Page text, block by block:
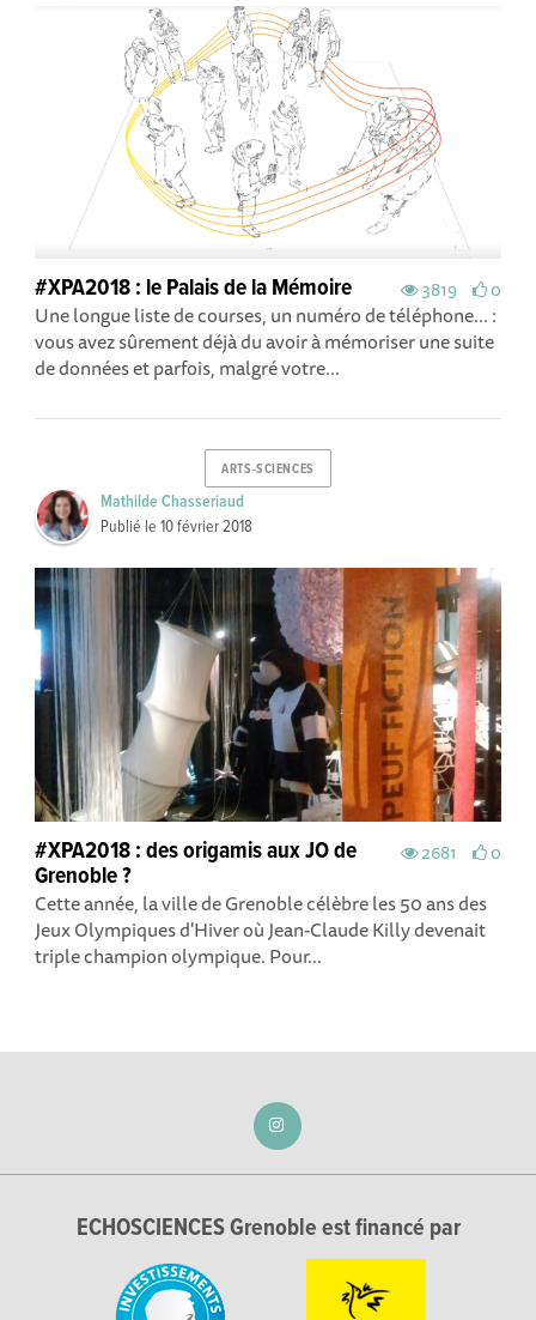
3819 0
#XPA2018 : le Palais de la Mémoire
Une longue liste de courses, un numéro de téléphone... :
vous avez sûrement déjà du avoir à mémoriser une suite
de données et parfois, malgré votre...
ARTS-SCIENCES
Mathilde Chasseriaud
Publié le 10 février 2018
2681 0
#XPA2018 : des origamis aux JO de
Grenoble ?
Cette année, la ville de Grenoble célèbre les 50 ans des
Jeux Olympiques d'Hiver où Jean-Claude Killy devenait
triple champion olympique. Pour...
ECHOSCIENCES Grenoble est financé par